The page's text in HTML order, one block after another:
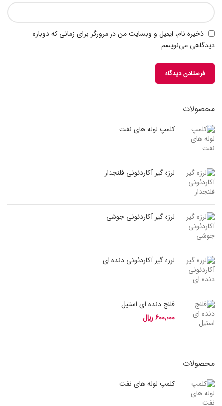
ذخیره نام، ایمیل و وبسایت من در مرورگر برای زمانی که دوباره
دیدگاهی می‌نویسم.
محصولات
کلمپ لوله های نفت
لرزه گیر آکاردئونی فلنجدار
لرزه گیر آکاردئونی جوشی
لرزه گیر آکاردئونی دنده ای
فلنج دنده ای استیل
600,000﷼
محصولات
کلمپ لوله های نفت